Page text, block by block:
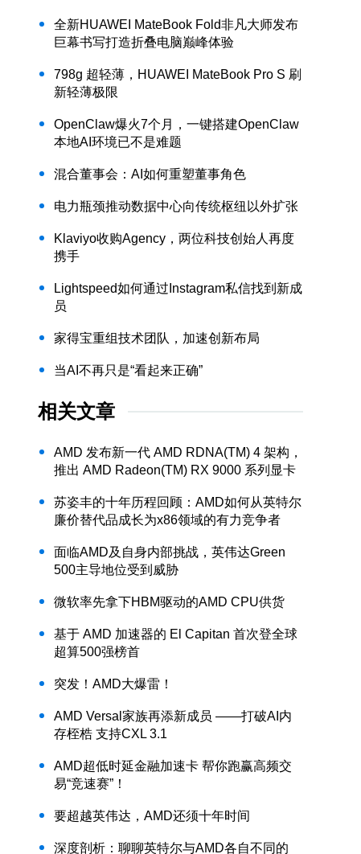
全新HUAWEI MateBook Fold非凡大师发布
巨幕书写打造折叠电脑巅峰体验
798g 超轻薄，HUAWEI MateBook Pro S 刷
新轻薄极限
OpenClaw爆火7个月，一键搭建OpenClaw
本地AI环境已不是难题
混合董事会：AI如何重塑董事角色
电力瓶颈推动数据中心向传统枢纽以外扩张
Klaviyo收购Agency，两位科技创始人再度
携手
Lightspeed如何通过Instagram私信找到新成
员
家得宝重组技术团队，加速创新布局
当AI不再只是“看起来正确”
相关文章
AMD 发布新一代 AMD RDNA(TM) 4 架构，
推出 AMD Radeon(TM) RX 9000 系列显卡
苏姿丰的十年历程回顾：AMD如何从英特尔
廉价替代品成长为x86领域的有力竞争者
面临AMD及自身内部挑战，英伟达Green
500主导地位受到威胁
微软率先拿下HBM驱动的AMD CPU供货
基于 AMD 加速器的 El Capitan 首次登全球
超算500强榜首
突发！AMD大爆雷！
AMD Versal家族再添新成员 ——打破AI内
存桎梏 支持CXL 3.1
AMD超低时延金融加速卡 帮你跑赢高频交
易“竞速赛”！
要超越英伟达，AMD还须十年时间
深度剖析：聊聊英特尔与AMD各自不同的